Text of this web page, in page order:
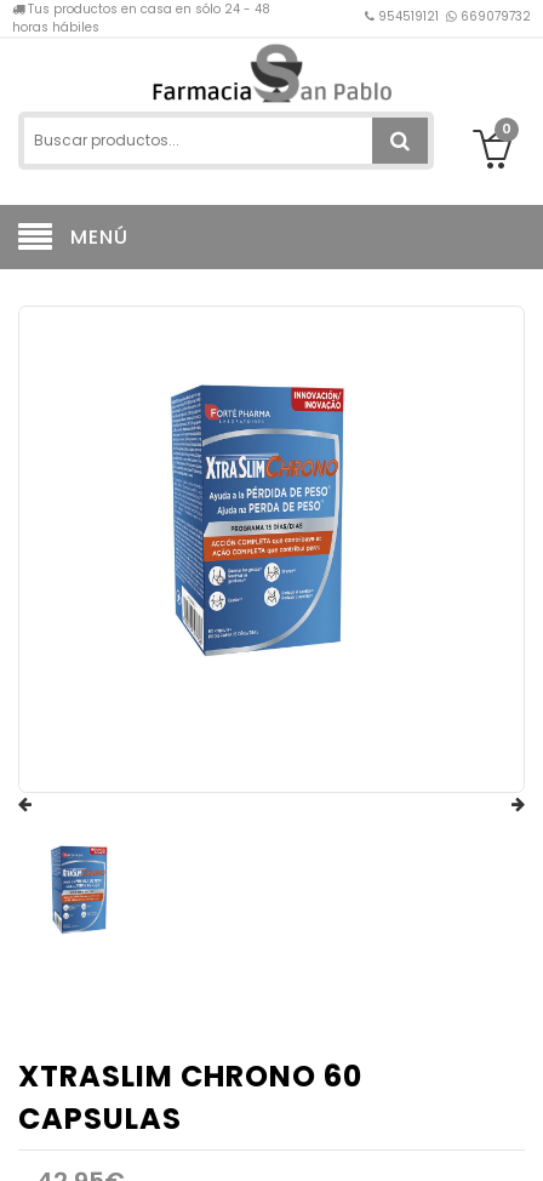
Tus productos en casa en sólo 24 - 48
horas hábiles
954519121 669079732
0
MENÚ
XTRASLIM CHRONO 60
CAPSULAS